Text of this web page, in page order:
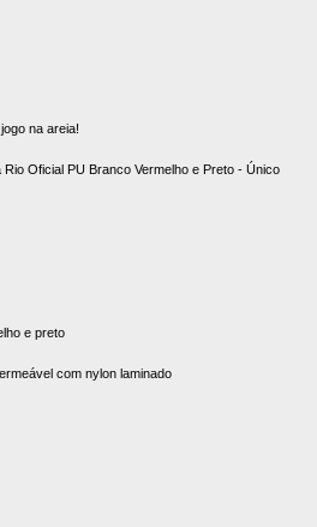
na areia!
Oficial PU Branco Vermelho e Preto - Único
e preto
com nylon laminado